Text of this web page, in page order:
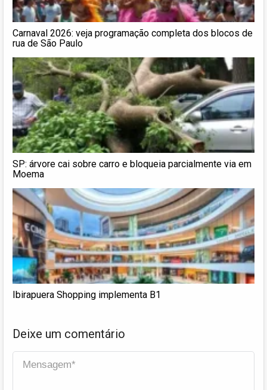
Carnaval 2026: veja programação completa dos blocos de
rua de São Paulo
SP: árvore cai sobre carro e bloqueia parcialmente via em
Moema
Ibirapuera Shopping implementa B1
Deixe um comentário